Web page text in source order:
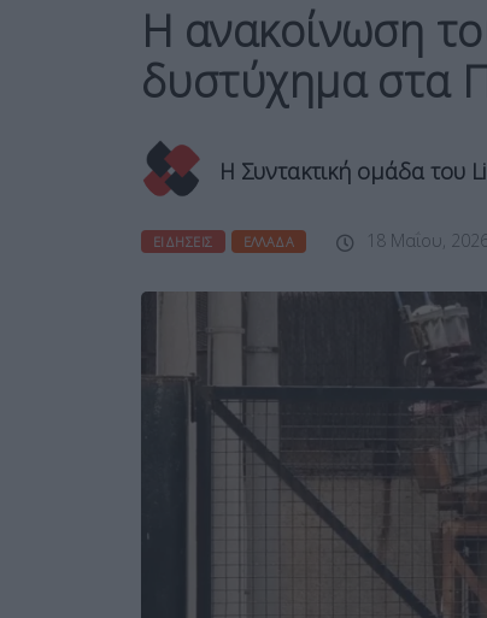
Η ανακοίνωση
δυστύχημα στα
Η Συντακτική ομάδα του
ΕΙΔΉΣΕΙΣ ΕΛΛΆΔΑ 18 Μαΐου,